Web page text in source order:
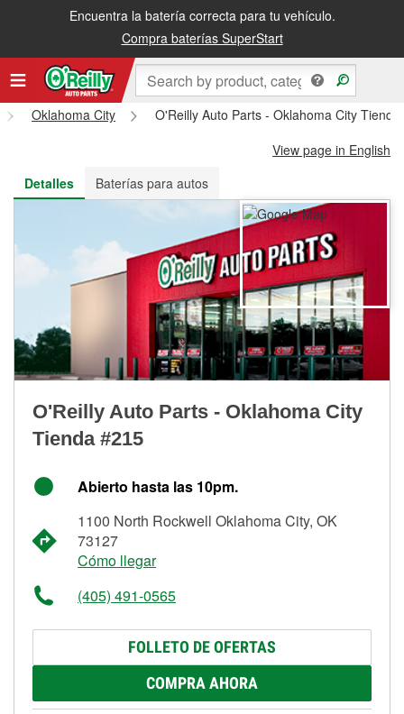
Encuentra la batería correcta para tu vehículo.
Compra baterías SuperStart
Recibe tu orden gratis al día siguiente o recógela en la tienda
Oklahoma City
O'Reilly Auto Parts - Oklahoma City
View page in English
Detalles
Baterías para autos
O'Reilly Auto Parts - Oklahoma City
Tienda #215
Abierto hasta las 10pm.
1100 North Rockwell Oklahoma City, OK
73127
Cómo llegar
(405) 491-0565
FOLLETO DE OFERTAS
COMPRA AHORA